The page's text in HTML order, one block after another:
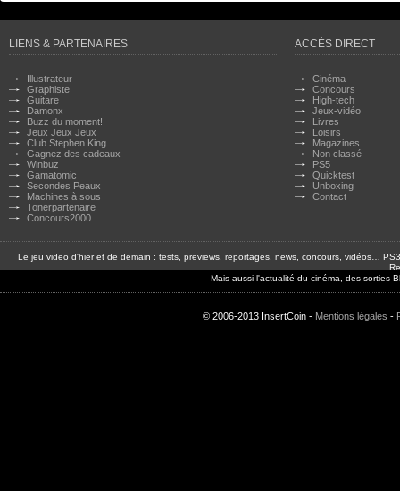
LIENS & PARTENAIRES
Illustrateur
Graphiste
Guitare
Damonx
Buzz du moment!
Jeux Jeux Jeux
Club Stephen King
Gagnez des cadeaux
Winbuz
Gamatomic
Secondes Peaux
Machines à sous
Tonerpartenaire
Concours2000
ACCÈS DIRECT
Cinéma
Concours
High-tech
Jeux-vidéo
Livres
Loisirs
Magazines
Non classé
PS5
Quicktest
Unboxing
Contact
Le jeu video d'hier et de demain : tests, previews, reportages, news, concours, vidéos…
Mais aussi l'actualité du cinéma, des sorties
© 2006-2013 InsertCoin - Mentions légales -